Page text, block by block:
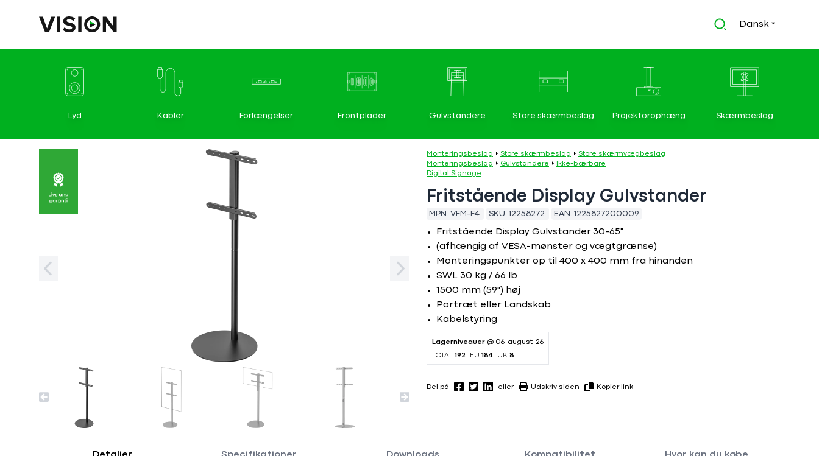
Dansk
Lyd Kabler Forlængelser Frontplader Gulvstandere Store skærmbeslag Projektorophæng Skærmbeslag
Monteringsbeslag Store skærmbeslag
Store skærmvægbeslag
Monteringsbeslag
Gulvstandere
Ikke-bærbare
Digital Signage
Fritstående Display Gulvstander
MPN: VFM-F4 SKU: 12258272 EAN: 1225827200009
Fritstående Display Gulvstander 30-65"
(afhængig af VESA-mønster og vægtgrænse)
Monteringspunkter op til 400 x 400 mm fra hinanden
SWL 30 kg / 66 lb
1500 mm (59") høj
Portræt eller Landskab
Kabelstyring
Lagerniveauer @ 06-august-26
TOTAL 192 EU 184 UK 8
Del på eller Udskriv siden Kopier link